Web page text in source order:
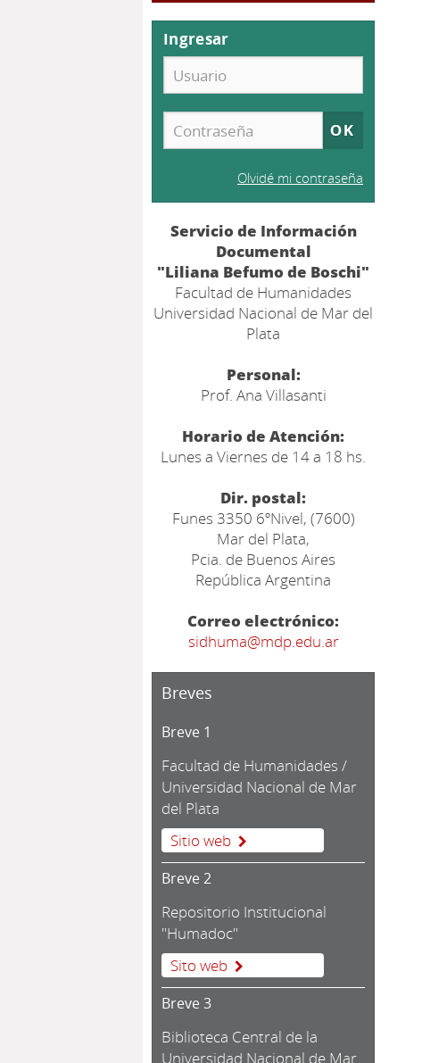
Ingresar
Olvidé mi contraseña
Servicio de Información
Documental
"Liliana Befumo de Boschi"
Facultad de Humanidades
Universidad Nacional de Mar del
Plata
Personal:
Prof. Ana Villasanti
Horario de Atención:
Lunes a Viernes de 14 a 18 hs.
Dir. postal:
Funes 3350 6ºNivel, (7600)
Mar del Plata,
Pcia. de Buenos Aires
República Argentina
Correo electrónico:
sidhuma@mdp.edu.ar
Breves
Breve 1
Facultad de Humanidades /
Universidad Nacional de Mar
del Plata
Sitio web
Breve 2
Repositorio Institucional
"Humadoc"
Sito web
Breve 3
Biblioteca Central de la
Universidad Nacional de Mar